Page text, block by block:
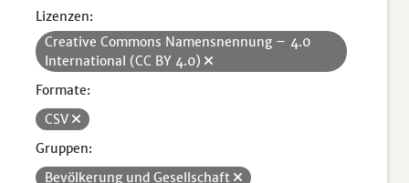
Lizenzen:
Creative Commons Namensnennung – 4.0
International (CC BY 4.0)
Formate:
CSV
Gruppen:
Bevölkerung und Gesellschaft